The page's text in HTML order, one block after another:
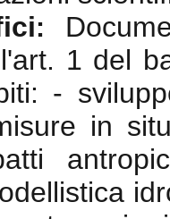
:
1 del
-
in